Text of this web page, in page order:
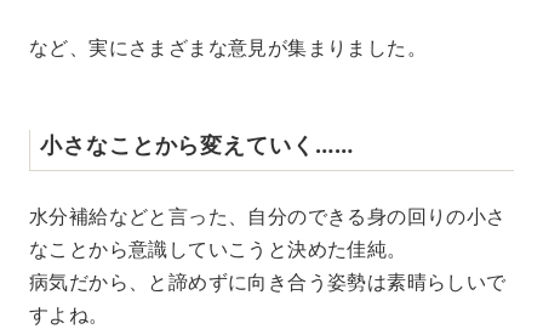
など、実にさまざまな意見が集まりました。
小さなことから変えていく……
水分補給などと言った、自分のできる身の回りの小さ
なことから意識していこうと決めた佳純。
病気だから、と諦めずに向き合う姿勢は素晴らしいで
すよね。